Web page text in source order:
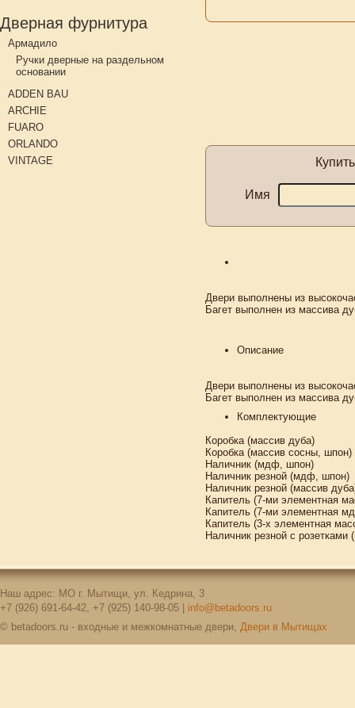
Дверная фурнитура
Армадило
Ручки дверные на раздельном
основании
ADDEN BAU
ARCHIE
FUARO
ORLANDO
VINTAGE
Имя
Двери выполнены из
Багет выполнен из массива
Описание
Двери выполнены из
Багет выполнен из массива
Комплектующие
Коробка (массив дуба)
Коробка (массив сосны, шпон)
Наличник (мдф, шпон)
Наличник резной (мдф, шпон)
Наличник резной (массив
Капитель (7-ми элементная
Капитель (7-ми элементная
Капитель (3-х элементная
Наличник резной с розетками
Наш адрес: МО г. Мытищи, ул. Кедрина, 3
+7 (926) 691-64-42, +7 (925) 140-98-05 | info@betadoors.ru
© betadoors.ru - входные и межкомнатные двери, Двери в Мытищах